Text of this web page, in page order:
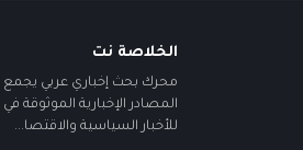
الخلاصة نت
محرك بحث إخباري عربي يجمع
المصادر الإخبارية الموثوقة
للأخبار السياسية والاقتصا...